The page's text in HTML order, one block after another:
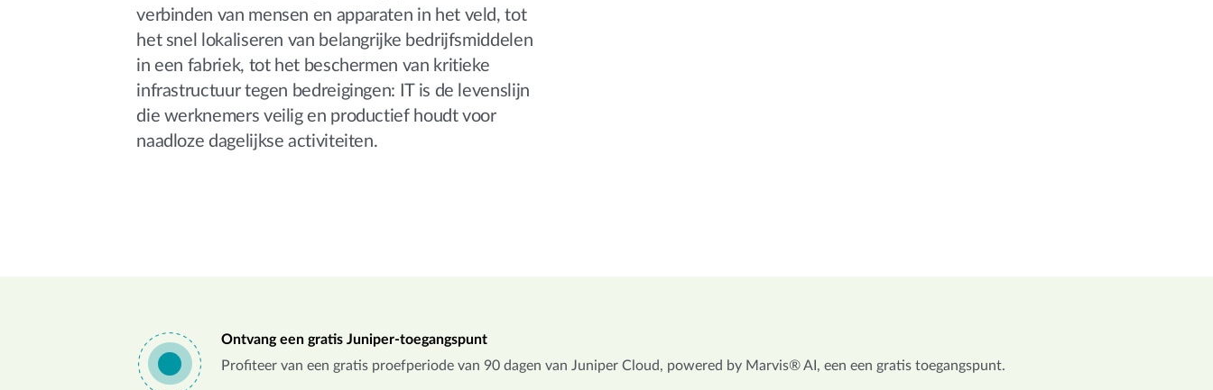
verbinden van mensen en apparaten in het veld, tot
het snel lokaliseren van belangrijke bedrijfsmiddelen
in een fabriek, tot het beschermen van kritieke
infrastructuur tegen bedreigingen: IT is de levenslijn
die werknemers veilig en productief houdt voor
naadloze dagelijkse activiteiten.
Ontvang een gratis Juniper-toegangspunt
Profiteer van een gratis proefperiode van 90 dagen van Juniper Cloud, powered by Marvis® AI, een een gratis toegangspunt.